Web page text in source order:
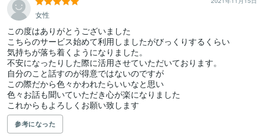
女性
この度はありがとうございました
こちらのサービス始めて利用しましたがびっくりするくらい
気持ちが落ち着くようになりました。
不安になったりした際に活用させていただいております。
自分のこと話すのが得意ではないのですが
この際だから色々かわれたらいいなと思い
色々お話も聞いていただき心が楽になりました
これからもよろしくお願い致します
参考になった